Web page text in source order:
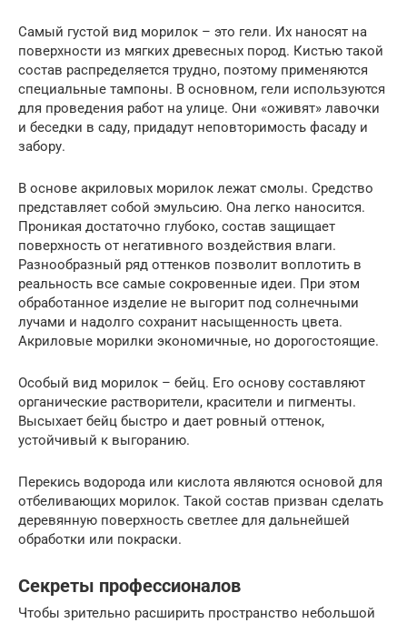
Самый густой вид морилок – это гели. Их наносят на
поверхности из мягких древесных пород. Кистью такой
состав распределяется трудно, поэтому применяются
специальные тампоны. В основном, гели используются
для проведения работ на улице. Они «оживят» лавочки
и беседки в саду, придадут неповторимость фасаду и
забору.
В основе акриловых морилок лежат смолы. Средство
представляет собой эмульсию. Она легко наносится.
Проникая достаточно глубоко, состав защищает
поверхность от негативного воздействия влаги.
Разнообразный ряд оттенков позволит воплотить в
реальность все самые сокровенные идеи. При этом
обработанное изделие не выгорит под солнечными
лучами и надолго сохранит насыщенность цвета.
Акриловые морилки экономичные, но дорогостоящие.
Особый вид морилок – бейц. Его основу составляют
органические растворители, красители и пигменты.
Высыхает бейц быстро и дает ровный оттенок,
устойчивый к выгоранию.
Перекись водорода или кислота являются основой для
отбеливающих морилок. Такой состав призван сделать
деревянную поверхность светлее для дальнейшей
обработки или покраски.
Секреты профессионалов
Чтобы зрительно расширить пространство небольшой